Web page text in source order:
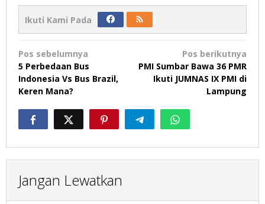
Ikuti Kami Pada
Navigasi
pos
Pos sebelumnya
5 Perbedaan Bus
Indonesia Vs Bus Brazil,
Keren Mana?
Pos berikutnya
PMI Sumbar Bawa 36 PMR
Ikuti JUMNAS IX PMI di
Lampung
Jangan Lewatkan